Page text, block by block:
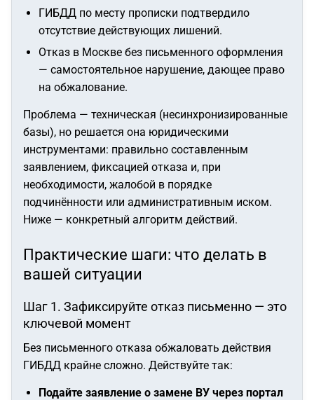
ГИБДД по месту прописки подтвердило
отсутствие действующих лишений.
Отказ в Москве без письменного оформления
— самостоятельное нарушение, дающее право
на обжалование.
Проблема — техническая (несинхронизированные
базы), но решается она юридическими
инструментами: правильно составленным
заявлением, фиксацией отказа и, при
необходимости, жалобой в порядке
подчинённости или административным иском.
Ниже — конкретный алгоритм действий.
Практические шаги: что делать в
вашей ситуации
Шаг 1. Зафиксируйте отказ письменно — это
ключевой момент
Без письменного отказа обжаловать действия
ГИБДД крайне сложно. Действуйте так:
Подайте заявление о замене ВУ через портал